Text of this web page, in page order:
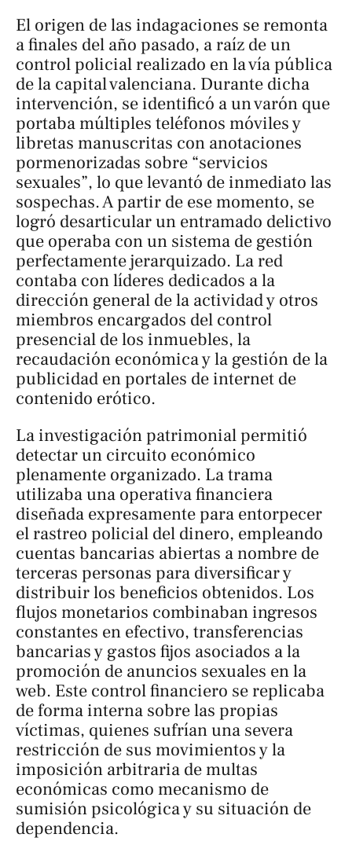
El origen de las indagaciones se remonta
a finales del año pasado, a raíz de un
control policial realizado en la vía pública
de la capital valenciana. Durante dicha
intervención, se identificó a un varón que
portaba múltiples teléfonos móviles y
libretas manuscritas con anotaciones
pormenorizadas sobre “servicios
sexuales”, lo que levantó de inmediato las
sospechas. A partir de ese momento, se
logró desarticular un entramado delictivo
que operaba con un sistema de gestión
perfectamente jerarquizado. La red
contaba con líderes dedicados a la
dirección general de la actividad y otros
miembros encargados del control
presencial de los inmuebles, la
recaudación económica y la gestión de la
publicidad en portales de internet de
contenido erótico.
La investigación patrimonial permitió
detectar un circuito económico
plenamente organizado. La trama
utilizaba una operativa financiera
diseñada expresamente para entorpecer
el rastreo policial del dinero, empleando
cuentas bancarias abiertas a nombre de
terceras personas para diversificar y
distribuir los beneficios obtenidos. Los
flujos monetarios combinaban ingresos
constantes en efectivo, transferencias
bancarias y gastos fijos asociados a la
promoción de anuncios sexuales en la
web. Este control financiero se replicaba
de forma interna sobre las propias
víctimas, quienes sufrían una severa
restricción de sus movimientos y la
imposición arbitraria de multas
económicas como mecanismo de
sumisión psicológica y su situación de
dependencia.